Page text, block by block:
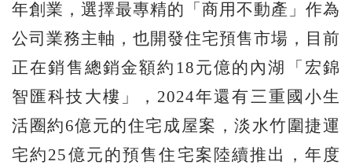
年創業，選擇最專精的「商用不動產」作為
公司業務主軸，也開發住宅預售市場，目前
正在銷售總銷金額約18元億的內湖「宏錦
智匯科技大樓」，2024年還有三重國小生
活圈約6億元的住宅成屋案，淡水竹圍捷運
宅約25億元的預售住宅案陸續推出，年度